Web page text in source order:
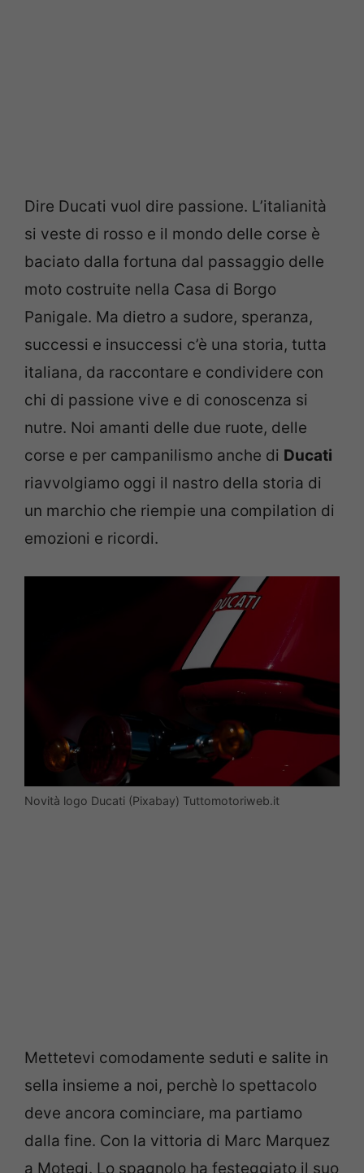
Dire Ducati vuol dire passione. L’italianità
si veste di rosso e il mondo delle corse è
baciato dalla fortuna dal passaggio delle
moto costruite nella Casa di Borgo
Panigale. Ma dietro a sudore, speranza,
successi e insuccessi c’è una storia, tutta
italiana, da raccontare e condividere con
chi di passione vive e di conoscenza si
nutre. Noi amanti delle due ruote, delle
corse e per campanilismo anche di Ducati
riavvolgiamo oggi il nastro della storia di
un marchio che riempie una compilation di
emozioni e ricordi.
Novità logo Ducati (Pixabay) Tuttomotoriweb.it
Mettetevi comodamente seduti e salite in
sella insieme a noi, perchè lo spettacolo
deve ancora cominciare, ma partiamo
dalla fine. Con la vittoria di Marc Marquez
a Motegi. Lo spagnolo ha festeggiato il suo